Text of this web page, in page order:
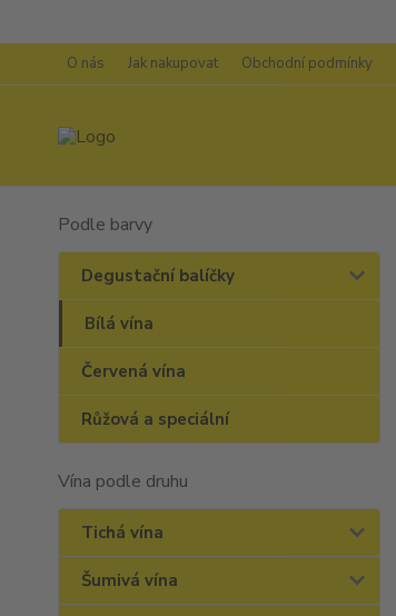
O nás Jak nakupovat Obchodní podmínky
Podle barvy
Degustační balíčky
Bílá vína
Červená vína
Růžová a speciální
Vína podle druhu
Tichá vína
Šumivá vína